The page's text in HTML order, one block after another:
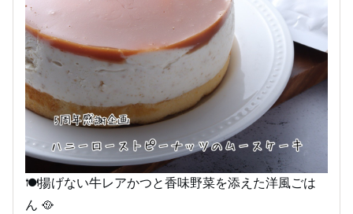
🍽️揚げない牛レアかつと香味野菜を添えた洋風ごは
ん 🥘